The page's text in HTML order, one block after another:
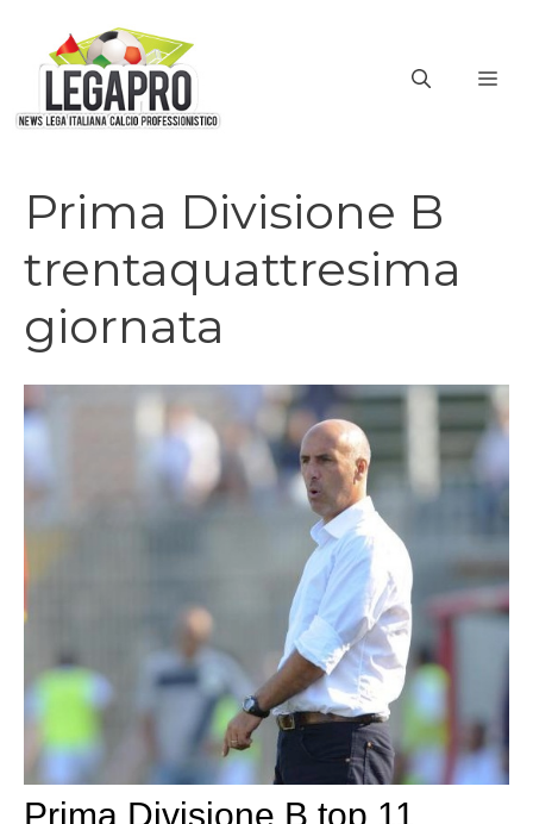
contenuto
Prima Divisione B
trentaquattresima
giornata
Prima Divisione B top 11